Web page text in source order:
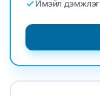
Имэйл дэмжлэг